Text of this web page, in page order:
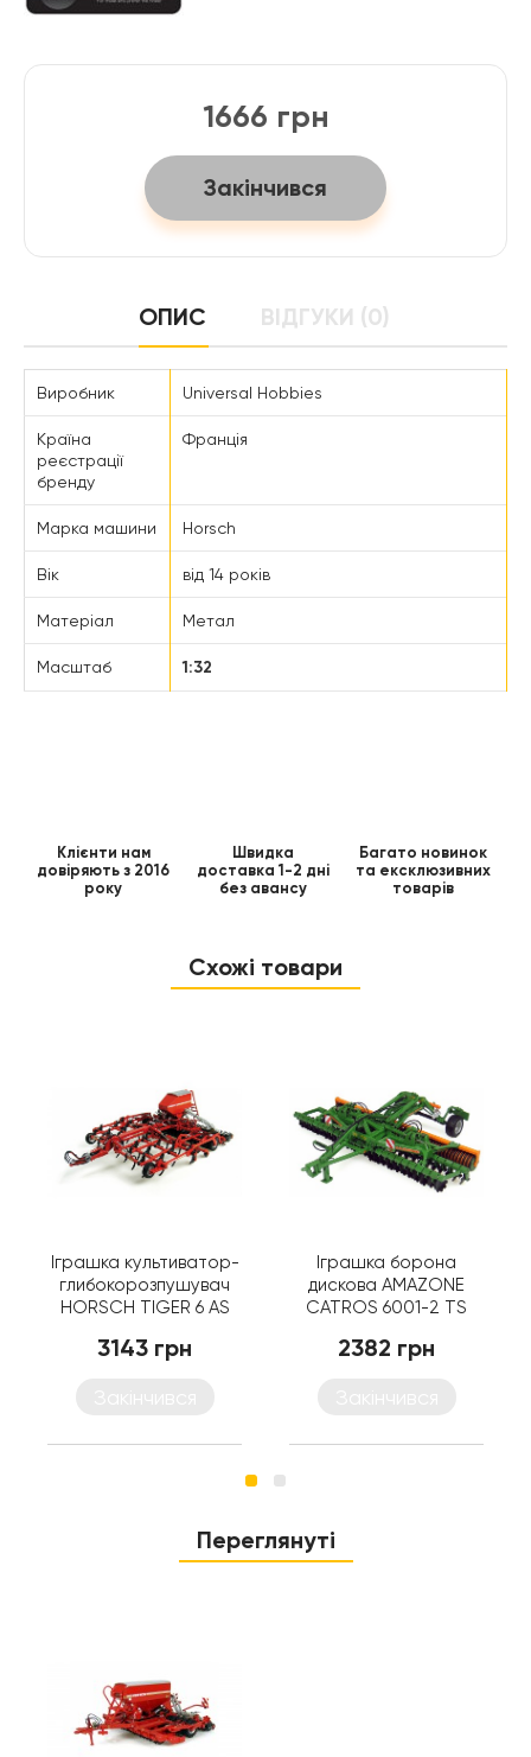
1666 грн
Закінчився
ОПИС ВІДГУКИ (0)
Виробник Universal Hobbies
Країна
реєстрації
бренду
Франція
Марка машини Horsch
Вік від 14 років
Матеріал Метал
Масштаб 1:32
Клієнти нам
довіряють з 2016
року
Швидка
доставка 1-2 дні
без авансу
Багато новинок
та ексклюзивних
товарів
Схожі товари
Іграшка культиватор-
глибокорозпушувач
HORSCH TIGER 6 AS
3143 грн
Іграшка борона
дискова AMAZONE
CATROS 6001-2 TS
2382 грн
Переглянуті